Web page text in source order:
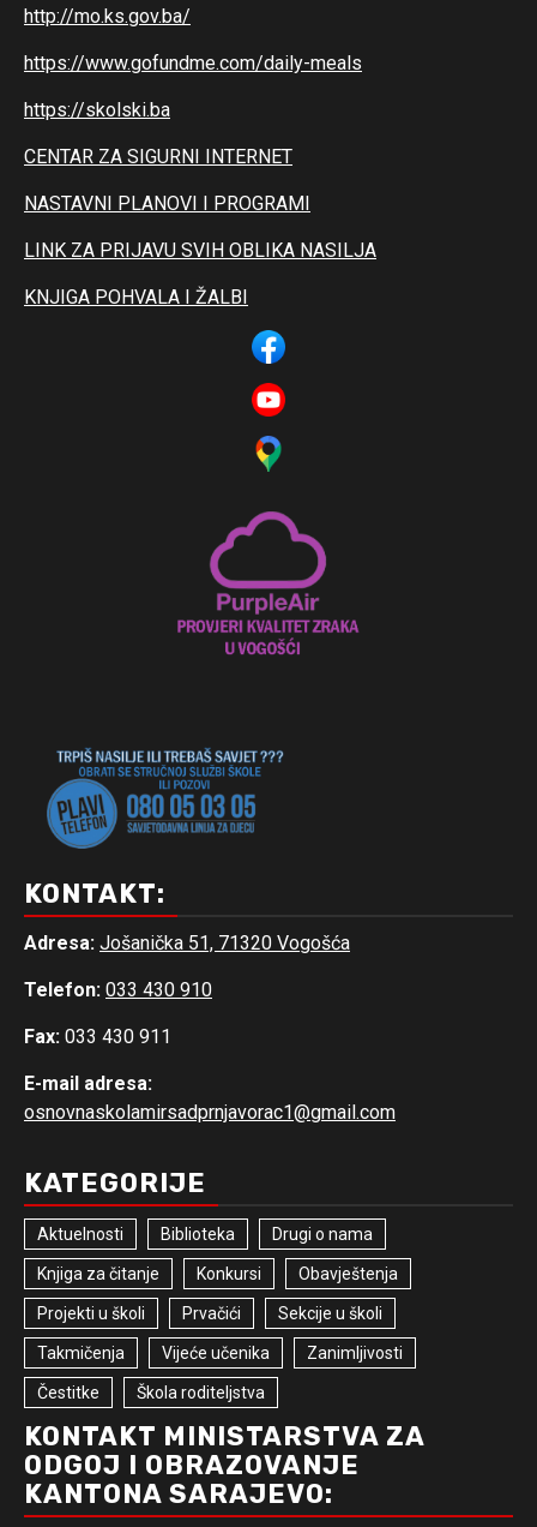
http://mo.ks.gov.ba/
https://www.gofundme.com/daily-meals
https://skolski.ba
CENTAR ZA SIGURNI INTERNET
NASTAVNI PLANOVI I PROGRAMI
LINK ZA PRIJAVU SVIH OBLIKA NASILJA
KNJIGA POHVALA I ŽALBI
KONTAKT:
Adresa: Jošanička 51, 71320 Vogošća
Telefon: 033 430 910
Fax: 033 430 911
E-mail adresa:
osnovnaskolamirsadprnjavorac1@gmail.com
KATEGORIJE
Aktuelnosti Biblioteka Drugi o nama
Knjiga za čitanje Konkursi Obavještenja
Projekti u školi Prvačići Sekcije u školi
Takmičenja Vijeće učenika Zanimljivosti
Čestitke Škola roditeljstva
KONTAKT MINISTARSTVA ZA
ODGOJ I OBRAZOVANJE
KANTONA SARAJEVO: